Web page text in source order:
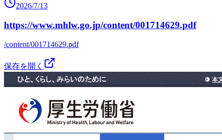
2026/7/13
https://www.mhlw.go.jp/content/001714629.pdf
/content/001714629.pdf
保存を開く